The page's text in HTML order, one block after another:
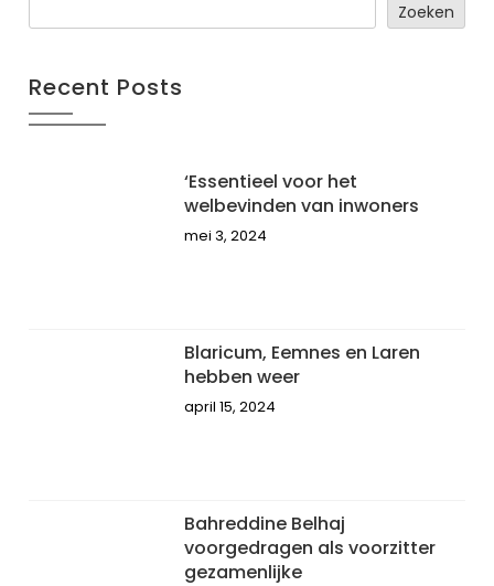
Zoeken
Recent Posts
‘Essentieel voor het
welbevinden van inwoners
mei 3, 2024
Blaricum, Eemnes en Laren
hebben weer
april 15, 2024
Bahreddine Belhaj
voorgedragen als voorzitter
gezamenlijke